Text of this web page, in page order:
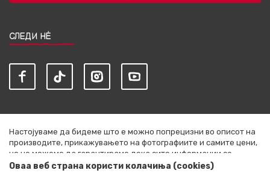
СЛЕДИ НЀ
Настојуваме да бидеме што е можно попрецизни во описот на
производите, прикажувањето на фотографиите и самите цени,
но не можеме да гарантираме дека сите информации се
комплетни и без грешки. Сите артикли прикажани на сајтот се
Оваа веб страна користи колачиња (cookies)